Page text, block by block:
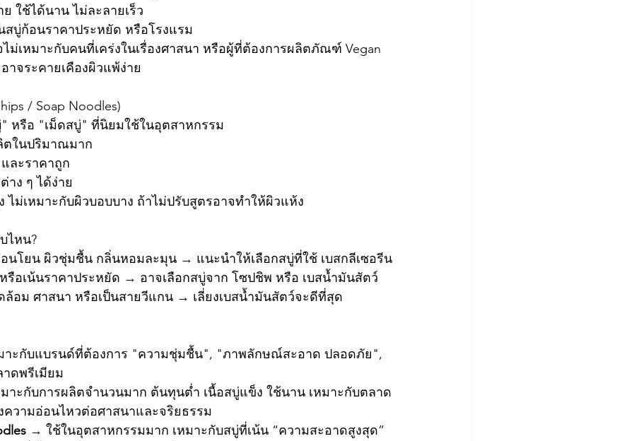
ย ใช้ได้นาน ไม่ละลายเร็ว
สบู่ก้อนราคาประหยัด หรือโรงแรม
ม่เหมาะกับคนที่เคร่งในเรื่องศาสนา หรือผู้ที่ต้องการผลิตภัณฑ์ Vegan
จระคายเคืองผิวแพ้ง่าย
/ Soap Noodles)
หรือ "เม็ดสบู่" ที่นิยมใช้ในอุตสาหกรรม
ตในปริมาณมาก
ละราคาถูก
าง ๆ ได้ง่าย
ม่เหมาะกับผิวบอบบาง ถ้าไม่ปรับสูตรอาจทำให้ผิวแห้ง
ไหน?
นโยน ผิวชุ่มชื้น กลิ่นหอมละมุน → แนะนำให้เลือกสบู่ที่ใช้ เบสกลีเซอรีน
รือเน้นราคาประหยัด → อาจเลือกสบู่จาก โซปชิพ หรือ เบสน้ำมันสัตว์
ล้อม ศาสนา หรือเป็นสายวีแกน → เลี่ยงเบสน้ำมันสัตว์จะดีที่สุด
ะกับแบรนด์ที่ต้องการ "ความชุ่มชื้น", "ภาพลักษณ์สะอาด ปลอดภัย",
ดพรีเมียม
าะกับการผลิตจำนวนมาก ต้นทุนต่ำ เนื้อสบู่แข็ง ใช้นาน เหมาะกับตลาด
ความอ่อนไหวต่อศาสนาและจริยธรรม
→ ใช้ในอุตสาหกรรมมาก เหมาะกับสบู่ที่เน้น “ความสะอาดสูงสุด”